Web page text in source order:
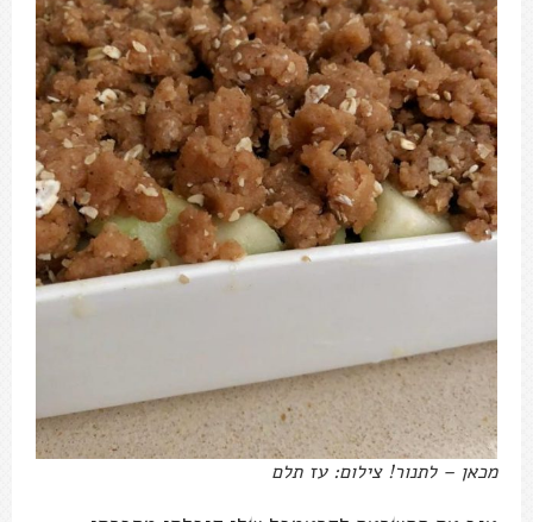
מכאן – לתנור! צילום: עז תלם